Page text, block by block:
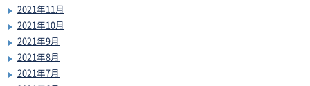
2021年11月
2021年10月
2021年9月
2021年8月
2021年7月